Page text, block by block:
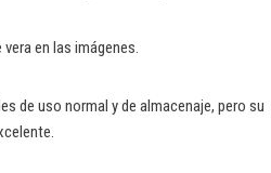
en las imágenes.
de uso normal y de almacenaje, pero su